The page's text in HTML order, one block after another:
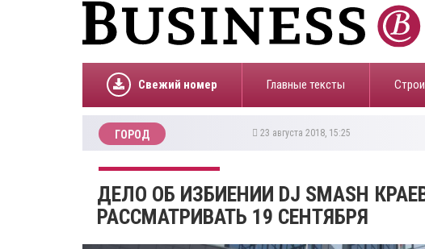
Свежий номер Главные тексты
ГОРОД 23 августа 2018, 15:25
ДЕЛО ОБ ИЗБИЕНИИ DJ SMASH
РАССМАТРИВАТЬ 19 СЕНТЯБРЯ